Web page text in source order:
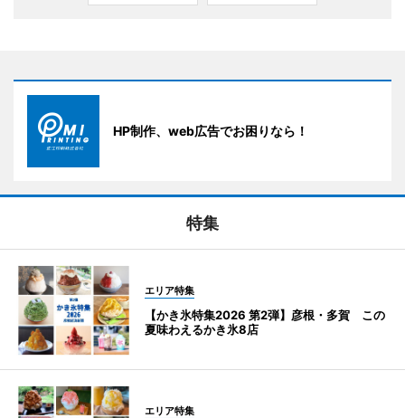
HP制作、web広告でお困りなら！
特集
エリア特集
【かき氷特集2026 第2弾】彦根・多賀 この
夏味わえるかき氷8店
エリア特集